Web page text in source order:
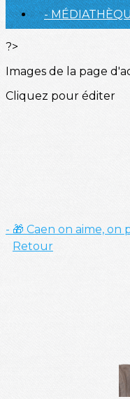
-
?>
Images de la page
Cliquez pour éditer
- 🎁 Caen on aime, on
Retour